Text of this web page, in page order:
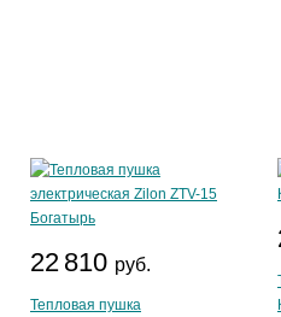
22 810 руб.
Тепловая пушка